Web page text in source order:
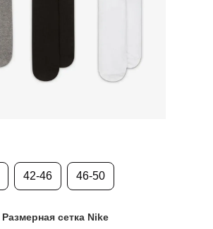
42-46 46-50
Размерная сетка Nike